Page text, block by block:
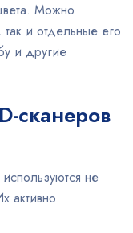
Можно
и отдельные его
и другие
сканеров
не
активно